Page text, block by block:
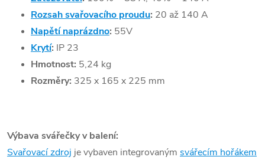
Rozsah svařovacího proudu: 20 až 140 A
Napětí naprázdno: 55V
Krytí: IP 23
Hmotnost: 5,24 kg
Rozměry: 325 x 165 x 225 mm
Výbava svářečky v balení:
Svařovací zdroj je vybaven integrovaným svářecím hořákem